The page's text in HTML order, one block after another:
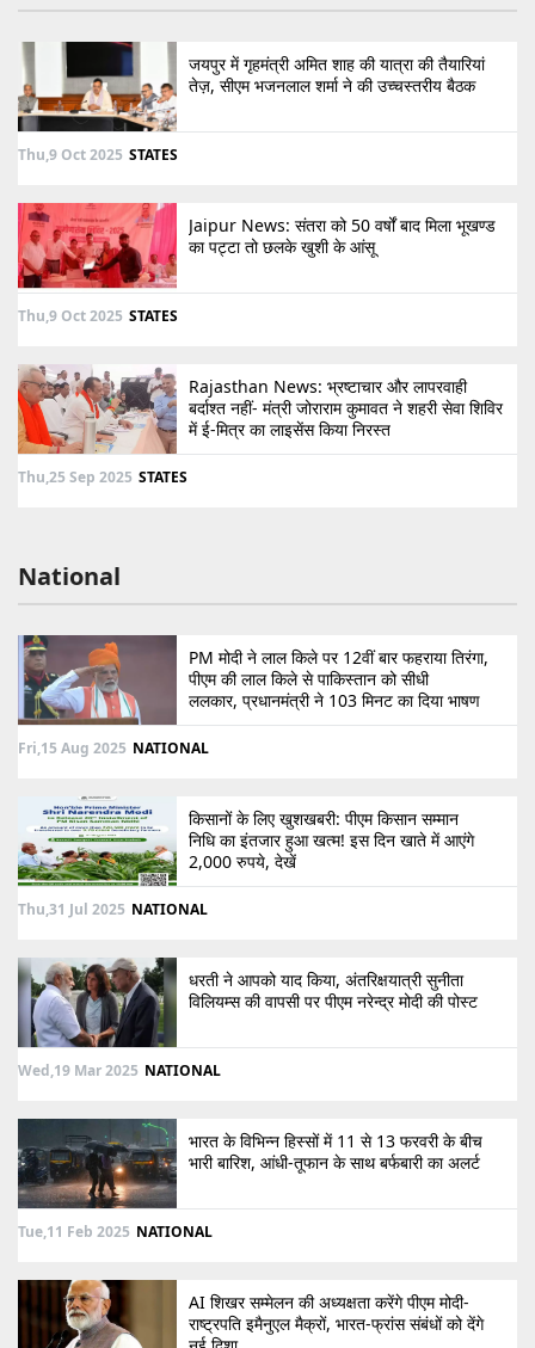
जयपुर में गृहमंत्री अमित शाह की यात्रा की तैयारियां
तेज़, सीएम भजनलाल शर्मा ने की उच्चस्तरीय बैठक
Thu,9 Oct 2025 STATES
Jaipur News: संतरा को 50 वर्षों बाद मिला भूखण्ड
का पट्टा तो छलके खुशी के आंसू
Thu,9 Oct 2025 STATES
Rajasthan News: भ्रष्टाचार और लापरवाही
बर्दाश्त नहीं- मंत्री जोराराम कुमावत ने शहरी सेवा शिविर
में ई-मित्र का लाइसेंस किया निरस्त
Thu,25 Sep 2025 STATES
National
PM मोदी ने लाल किले पर 12वीं बार फहराया तिरंगा,
पीएम की लाल किले से पाकिस्तान को सीधी
ललकार, प्रधानमंत्री ने 103 मिनट का दिया भाषण
Fri,15 Aug 2025 NATIONAL
किसानों के लिए खुशखबरी: पीएम किसान सम्मान
निधि का इंतजार हुआ खत्म! इस दिन खाते में आएंगे
2,000 रुपये, देखें
Thu,31 Jul 2025 NATIONAL
धरती ने आपको याद किया, अंतरिक्षयात्री सुनीता
विलियम्स की वापसी पर पीएम नरेन्द्र मोदी की पोस्ट
Wed,19 Mar 2025 NATIONAL
भारत के विभिन्न हिस्सों में 11 से 13 फरवरी के बीच
भारी बारिश, आंधी-तूफान के साथ बर्फबारी का अलर्ट
Tue,11 Feb 2025 NATIONAL
AI शिखर सम्मेलन की अध्यक्षता करेंगे पीएम मोदी-
राष्ट्रपति इमैनुएल मैक्रों, भारत-फ्रांस संबंधों को देंगे